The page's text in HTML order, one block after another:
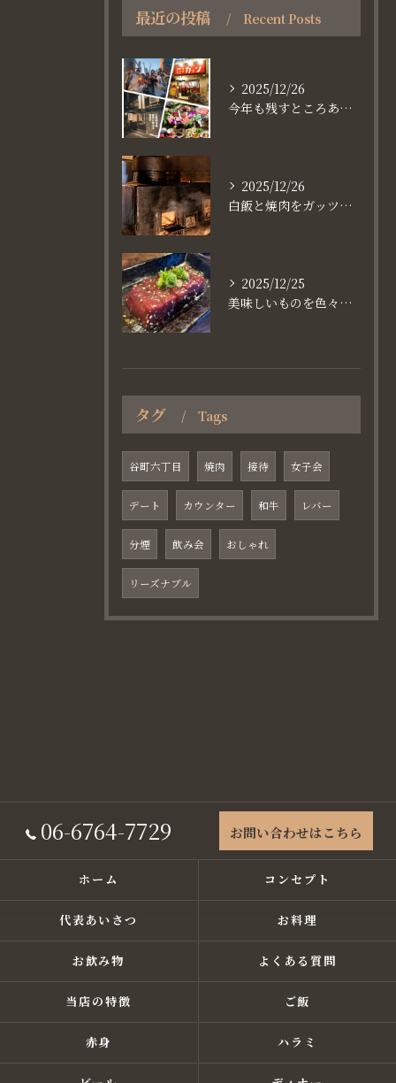
最近の投稿 Recent Posts
2025/12/26
今年も残すところあと、6日。
2025/12/26
白飯と焼肉をガッツり食べたいなら
2025/12/25
美味しいものを色々楽しめるのが #お店で焼肉
タグ Tags
谷町六丁目 焼肉 接待 女子会
デート カウンター 和牛 レバー
分煙 飲み会 おしゃれ
リーズナブル
06-6764-7729 お問い合わせはこちら
ホーム コンセプト
代表あいさつ お料理
お飲み物 よくある質問
当店の特徴 ご飯
赤身 ハラミ